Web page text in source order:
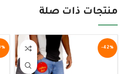
منتجات ذات صلة
-42%